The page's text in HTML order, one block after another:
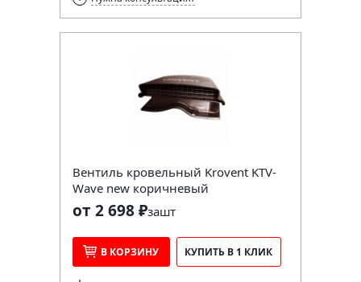
Вентиль кровельный Krovent KTV-
Wave new коричневый
от 2 698 ₽зашт
В КОРЗИНУ КУПИТЬ В 1 КЛИК